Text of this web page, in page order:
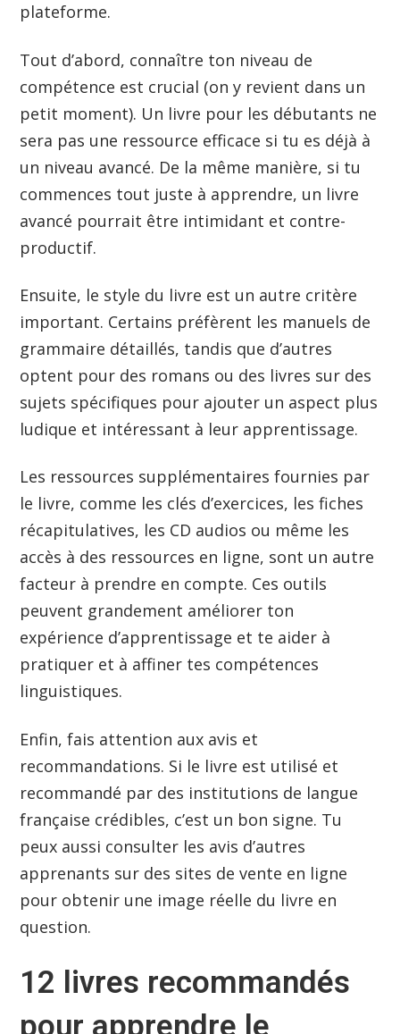
plateforme.
Tout d’abord, connaître ton niveau de
compétence est crucial (on y revient dans un
petit moment). Un livre pour les débutants ne
sera pas une ressource efficace si tu es déjà à
un niveau avancé. De la même manière, si tu
commences tout juste à apprendre, un livre
avancé pourrait être intimidant et contre-
productif.
Ensuite, le style du livre est un autre critère
important. Certains préfèrent les manuels de
grammaire détaillés, tandis que d’autres
optent pour des romans ou des livres sur des
sujets spécifiques pour ajouter un aspect plus
ludique et intéressant à leur apprentissage.
Les ressources supplémentaires fournies par
le livre, comme les clés d’exercices, les fiches
récapitulatives, les CD audios ou même les
accès à des ressources en ligne, sont un autre
facteur à prendre en compte. Ces outils
peuvent grandement améliorer ton
expérience d’apprentissage et te aider à
pratiquer et à affiner tes compétences
linguistiques.
Enfin, fais attention aux avis et
recommandations. Si le livre est utilisé et
recommandé par des institutions de langue
française crédibles, c’est un bon signe. Tu
peux aussi consulter les avis d’autres
apprenants sur des sites de vente en ligne
pour obtenir une image réelle du livre en
question.
12 livres recommandés
pour apprendre le